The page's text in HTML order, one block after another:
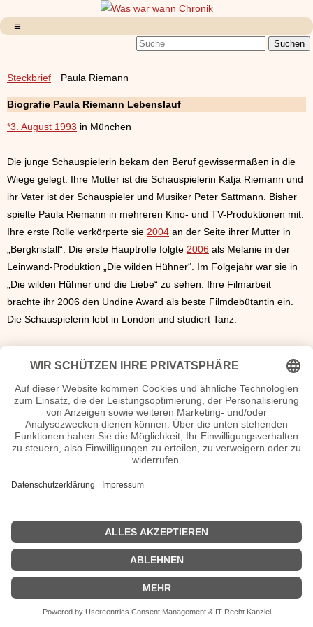
Steckbrief Paula Riemann
Biografie Paula Riemann Lebenslauf
*3. August 1993 in München
Die junge Schauspielerin bekam den Beruf gewissermaßen in die
Wiege gelegt. Ihre Mutter ist die Schauspielerin Katja Riemann und
ihr Vater ist der Schauspieler und Musiker Peter Sattmann. Bisher
spielte Paula Riemann in mehreren Kino- und TV-Produktionen mit.
Ihre erste Rolle verkörperte sie 2004 an der Seite ihrer Mutter in
„Bergkristall“. Die erste Hauptrolle folgte 2006 als Melanie in der
Leinwand-Produktion „Die wilden Hühner“. Im Folgejahr war sie in
„Die wilden Hühner und die Liebe“ zu sehen. Ihre Filmarbeit
brachte ihr 2006 den Undine Award als beste Filmdebütantin ein.
Die Schauspielerin lebt in London und studiert Tanz.
Paula Riemann Wiki, Herkunft, Geburtstag, verheiratet, Kinder
etc.
n.n.v. - Die offizielle Paula Riemann Homepage
Movies Paula Riemann Filme
n.n.v.